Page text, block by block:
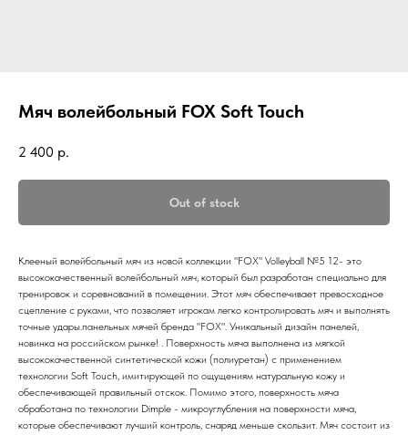
Мяч волейбольный FOX Soft Touch
2 400 р.
Out of stock
Клееный волейбольный мяч из новой коллекции "FOX" Volleyball №5 12- это
высококачественный волейбольный мяч, который был разработан специально для
тренировок и соревнований в помещении. Этот мяч обеспечивает превосходное
сцепление с руками, что позволяет игрокам легко контролировать мяч и выполнять
точные удары.панельных мячей бренда "FOX". Уникальный дизайн панелей,
новинка на российском рынке! . Поверхность мяча выполнена из мягкой
высококачественной синтетической кожи (полиуретан) с применением
технологии Soft Touch, имитирующей по ощущениям натуральную кожу и
обеспечивающей правильный отскок. Помимо этого, поверхность мяча
обработана по технологии Dimple - микроуглубления на поверхности мяча,
которые обеспечивают лучший контроль, снаряд меньше скользит. Мяч состоит из